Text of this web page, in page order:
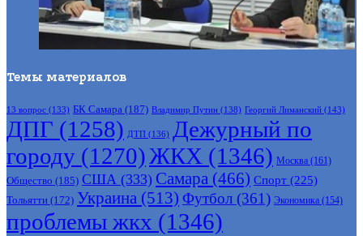
Темы материалов
13 вопрос (133) БК Самара (187) Владимир Путин (138) Георгий Лиманский (143)
ДПГ (1258) ДТП (136) Дежурный по
городу (1270)ЖКХ (1346) Москва (161)
Общество (185) США (333) Самара (466) Спорт (225)
Тольятти (172) Украина (513) Футбол (361) Экономика (154)
проблемы жкх (1346)